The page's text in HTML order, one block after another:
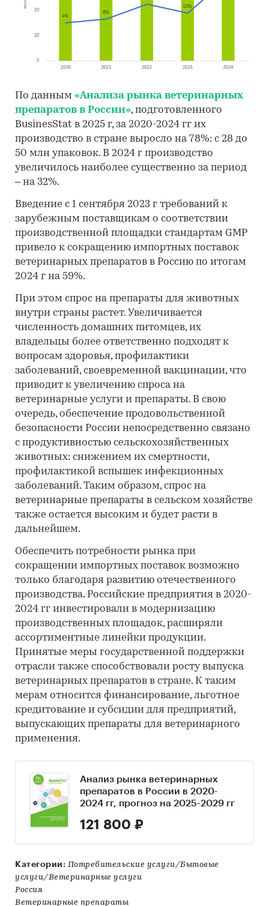
По данным «Анализа рынка ветеринарных
препаратов в России», подготовленного
BusinesStat в 2025 г, за 2020-2024 гг их
производство в стране выросло на 78%: с 28 до
50 млн упаковок. В 2024 г производство
увеличилось наиболее существенно за период
– на 32%.
Введение с 1 сентября 2023 г требований к
зарубежным поставщикам о соответствии
производственной площадки стандартам GMP
привело к сокращению импортных поставок
ветеринарных препаратов в Россию по итогам
2024 г на 59%.
При этом спрос на препараты для животных
внутри страны растет. Увеличивается
численность домашних питомцев, их
владельцы более ответственно подходят к
вопросам здоровья, профилактики
заболеваний, своевременной вакцинации, что
приводит к увеличению спроса на
ветеринарные услуги и препараты. В свою
очередь, обеспечение продовольственной
безопасности России непосредственно связано
с продуктивностью сельскохозяйственных
животных: снижением их смертности,
профилактикой вспышек инфекционных
заболеваний. Таким образом, спрос на
ветеринарные препараты в сельском хозяйстве
также остается высоким и будет расти в
дальнейшем.
Обеспечить потребности рынка при
сокращении импортных поставок возможно
только благодаря развитию отечественного
производства. Российские предприятия в 2020-
2024 гг инвестировали в модернизацию
производственных площадок, расширяли
ассортиментные линейки продукции.
Принятые меры государственной поддержки
отрасли также способствовали росту выпуска
ветеринарных препаратов в стране. К таким
мерам относится финансирование, льготное
кредитование и субсидии для предприятий,
выпускающих препараты для ветеринарного
применения.
Анализ рынка ветеринарных
препаратов в России в 2020-
2024 гг, прогноз на 2025-2029 гг
121 800 ₽
Категории: Потребительские услуги/Бытовые
услуги/Ветеринарные услуги
Россия
Ветеринарные препараты